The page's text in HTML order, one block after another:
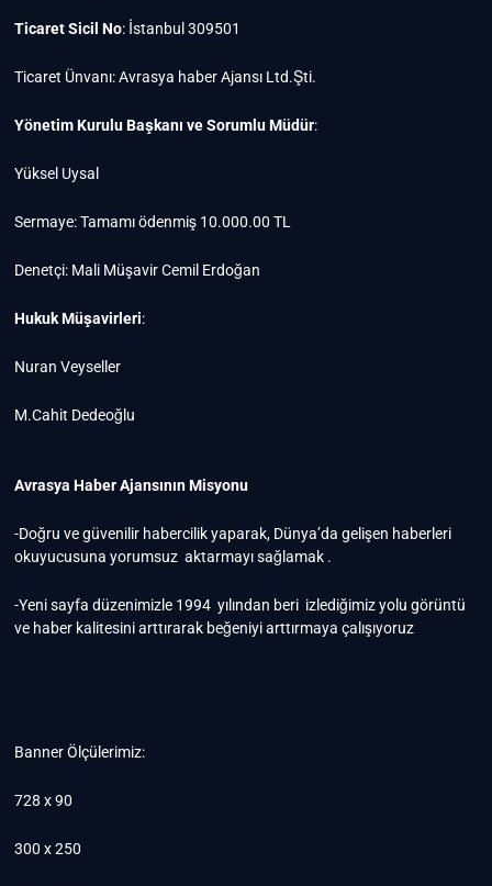
Ticaret Sicil No: İstanbul 309501
Ticaret Ünvanı: Avrasya haber Ajansı Ltd.Şti.
Yönetim Kurulu Başkanı ve Sorumlu Müdür:
Yüksel Uysal
Sermaye: Tamamı ödenmiş 10.000.00 TL
Denetçi: Mali Müşavir Cemil Erdoğan
Hukuk Müşavirleri:
Nuran Veyseller
M.Cahit Dedeoğlu
Avrasya Haber Ajansının Misyonu
-Doğru ve güvenilir habercilik yaparak, Dünya’da gelişen haberleri
okuyucusuna yorumsuz aktarmayı sağlamak .
-Yeni sayfa düzenimizle 1994 yılından beri izlediğimiz yolu görüntü
ve haber kalitesini arttırarak beğeniyi arttırmaya çalışıyoruz
Banner Ölçülerimiz:
728 x 90
300 x 250